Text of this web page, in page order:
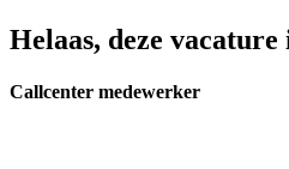
Helaas, deze
Callcenter medewerker